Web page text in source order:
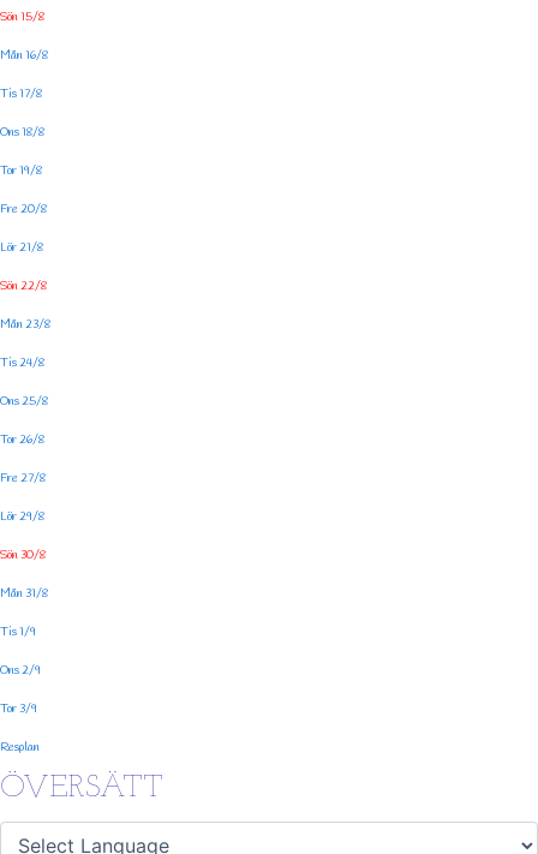
Sön 15/8
Mån 16/8
Tis 17/8
Ons 18/8
Tor 19/8
Fre 20/8
Lör 21/8
Sön 22/8
Mån 23/8
Tis 24/8
Ons 25/8
Tor 26/8
Fre 27/8
Lör 29/8
Sön 30/8
Mån 31/8
Tis 1/9
Ons 2/9
Tor 3/9
Resplan
ÖVERSÄTT